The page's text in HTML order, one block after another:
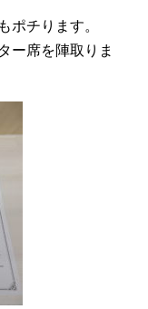
ポチります。
ー席を陣取りま